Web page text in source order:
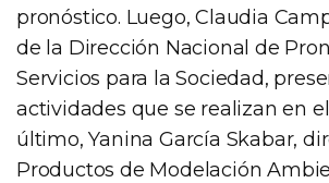
pronóstico. Luego, Claudia
de la Dirección Nacional de
Servicios para la Sociedad,
actividades que se realizan en
último, Yanina García Skabar,
Productos de Modelación